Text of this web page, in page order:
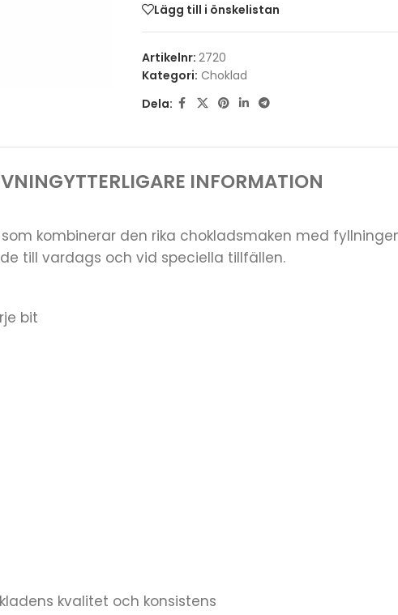
Lägg till i önskelistan
Artikelnr: 2720
Kategori: Choklad
Dela:
YTTERLIGARE INFORMATION
kombinerar den rika chokladsmaken med
till vardags och vid speciella tillfällen.
bit
kvalitet och konsistens